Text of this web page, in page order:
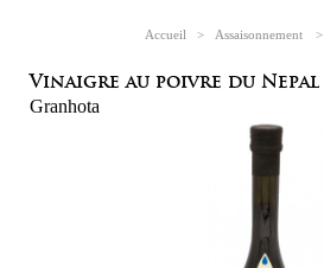
Accueil > Assaisonnement >
Vinaigre au poivre du Nepal
Granhota